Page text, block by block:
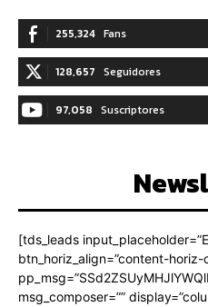
255,324 Fans
128,657 Seguidores
97,058 Suscriptores
[tds_leads
btn_horiz_align=”content-horiz-
msg_composer=””